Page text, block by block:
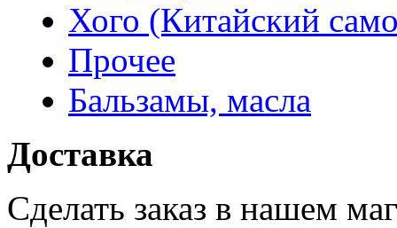
Хого (Китайский
Прочее
Бальзамы, масла
Доставка
Сделать заказ в нашем